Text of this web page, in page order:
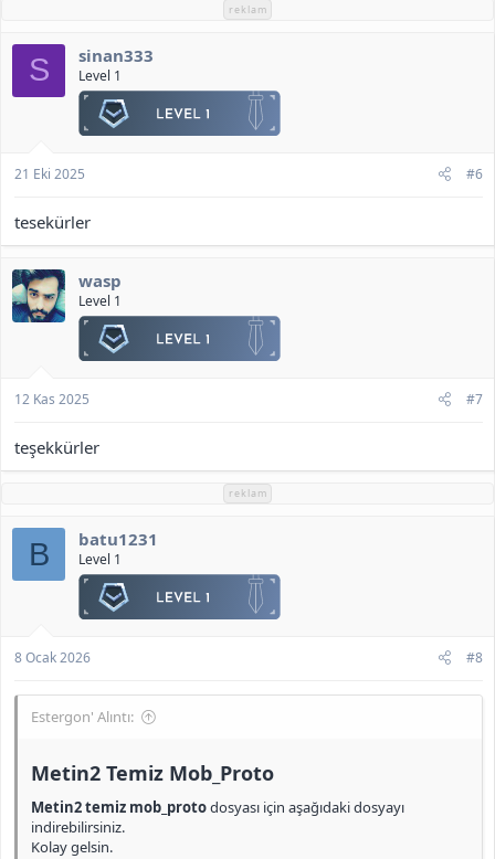
reklam
S sinan333
Level 1
21 Eki 2025 #6
tesekürler
wasp
Level 1
12 Kas 2025 #7
teşekkürler
reklam
B batu1231
Level 1
8 Ocak 2026 #8
Estergon' Alıntı:
Metin2 Temiz Mob_Proto​
Metin2 temiz mob_protodosyası için aşağıdaki dosyayı
indirebilirsiniz.
Kolay gelsin.